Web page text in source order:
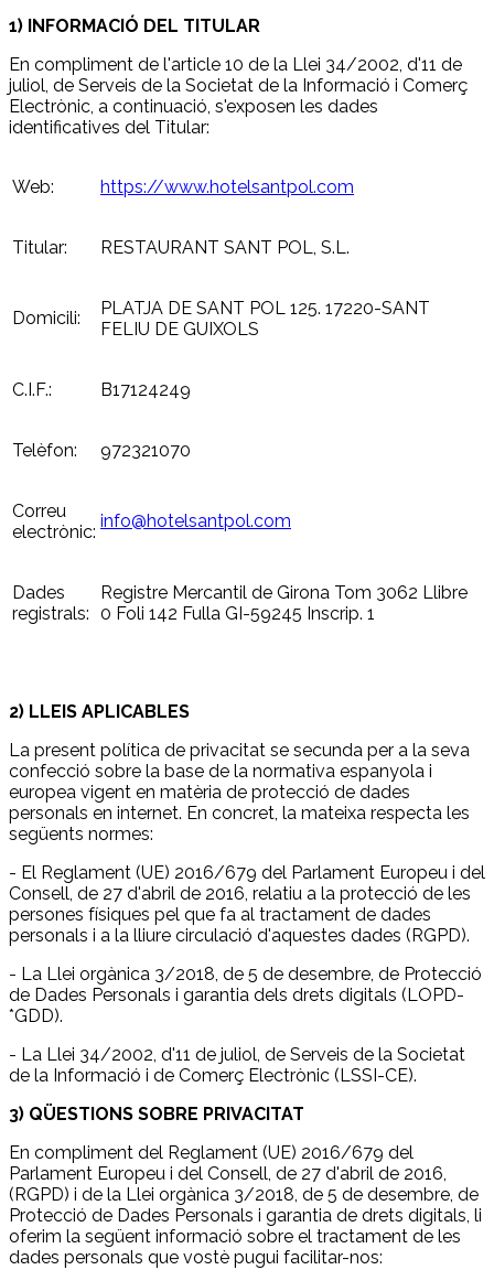
1) INFORMACIÓ DEL TITULAR
En compliment de l'article 10 de la Llei 34/2002, d'11 de
juliol, de Serveis de la Societat de la Informació i Comerç
Electrònic, a continuació, s'exposen les dades
identificatives del Titular:
Web: https://www.hotelsantpol.com
Titular: RESTAURANT SANT POL, S.L.
Domicili:
PLATJA DE SANT POL 125. 17220-SANT
FELIU DE GUIXOLS
C.I.F.: B17124249
Telèfon: 972321070
Correu
electrònic:
info@hotelsantpol.com
Dades
registrals:
Registre Mercantil de Girona Tom 3062 Llibre
0 Foli 142 Fulla GI-59245 Inscrip. 1
2) LLEIS APLICABLES
La present política de privacitat se secunda per a la seva
confecció sobre la base de la normativa espanyola i
europea vigent en matèria de protecció de dades
personals en internet. En concret, la mateixa respecta les
següents normes:
- El Reglament (UE) 2016/679 del Parlament Europeu i del
Consell, de 27 d'abril de 2016, relatiu a la protecció de les
persones físiques pel que fa al tractament de dades
personals i a la lliure circulació d'aquestes dades (RGPD).
- La Llei orgànica 3/2018, de 5 de desembre, de Protecció
de Dades Personals i garantia dels drets digitals (LOPD-
*GDD).
- La Llei 34/2002, d'11 de juliol, de Serveis de la Societat
de la Informació i de Comerç Electrònic (LSSI-CE).
3) QÜESTIONS SOBRE PRIVACITAT
En compliment del Reglament (UE) 2016/679 del
Parlament Europeu i del Consell, de 27 d'abril de 2016,
(RGPD) i de la Llei orgànica 3/2018, de 5 de desembre, de
Protecció de Dades Personals i garantia de drets digitals, li
oferim la següent informació sobre el tractament de les
dades personals que vostè pugui facilitar-nos: